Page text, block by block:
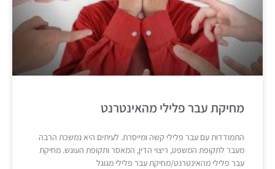
מחיקת עבר פלילי מהאינטרנט
התמודדות עם עבר פלילי קשה ומייסרת. לעיתים היא נמשכת הרבה
מעבר לתקופת המשפט, ריצוי הדין, המאסר ותקופת העונש. מחיקת
עבר פלילי מהאינטרנט/מחיקת עבר פלילי מגוגל